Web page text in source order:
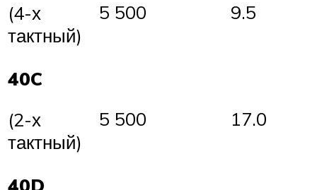
(4-х
тактный)
5 500 9.5
40C
(2-х
тактный)
5 500 17.0
40D